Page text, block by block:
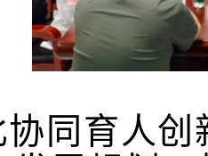
协同育人